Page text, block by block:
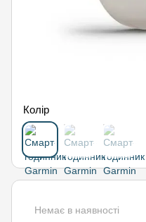
Колір
Немає в наявності